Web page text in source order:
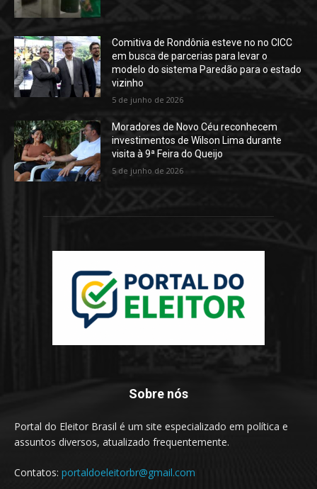
Comitiva de Rondônia esteve no no CICC
em busca de parcerias para levar o
modelo do sistema Paredão para o estado
vizinho
5 de junho de 2026
Moradores de Novo Céu reconhecem
investimentos de Wilson Lima durante
visita à 9ª Feira do Queijo
5 de junho de 2026
Sobre nós
Portal do Eleitor Brasil é um site especializado em política e
assuntos diversos, atualizado frequentemente.
Contatos: portaldoeleitorbr@gmail.com